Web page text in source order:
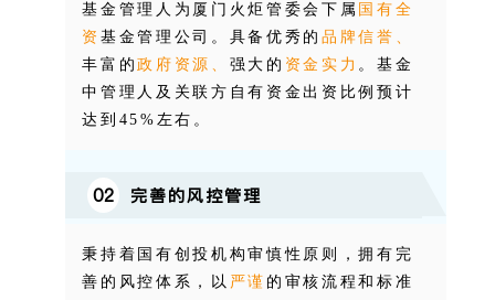
基金管理人为厦门火炬管委会下属 国有全
资 基金管理公司。具备优秀的品牌信誉、
丰富的政府资源、 强大的 资金实力 。基金
中管理人及关联方自有资金出资比例预计
达到 45%左右 。
02 完善的风控管理
秉持着国有创投机构审慎性原则，拥有完
善的风控体系，以 严谨 的审核流程和标准